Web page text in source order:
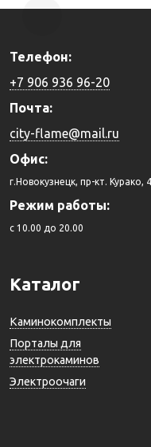
Телефон:
+7 906 936 96-20
Почта:
city-flame@mail.ru
Офис:
г.Новокузнецк, пр-кт.
Режим работы:
c 10.00 до 20.00
Каталог
Каминокомплекты
Порталы для
электрокаминов
Электроочаги